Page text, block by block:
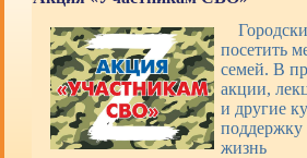
посетить
семей. В
акции,
и другие
поддержку
жизнь